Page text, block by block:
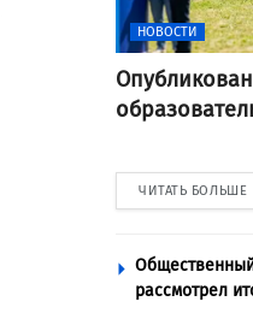
НОВОСТИ
ЧИТАТЬ БОЛЬШЕ
рассмотрел